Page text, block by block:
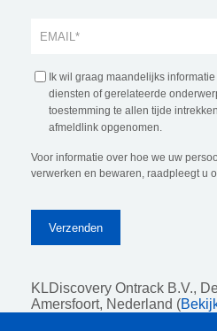
Ik wil graag maandelijks
diensten of gerelateerde
toestemming te allen tijde
afmeldlink opgenomen.
Voor informatie over hoe we uw
verwerken en bewaren, raadpleegt u
KLDiscovery Ontrack B.V.,
Amersfoort, Nederland (